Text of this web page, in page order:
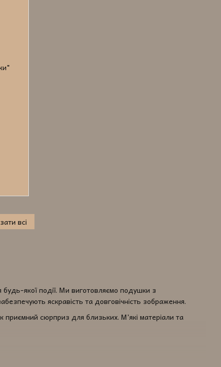
якої події. Ми виготовляємо подушки з
яскравість та довговічність зображення.
сюрприз для близьких. М’які матеріали та
всі